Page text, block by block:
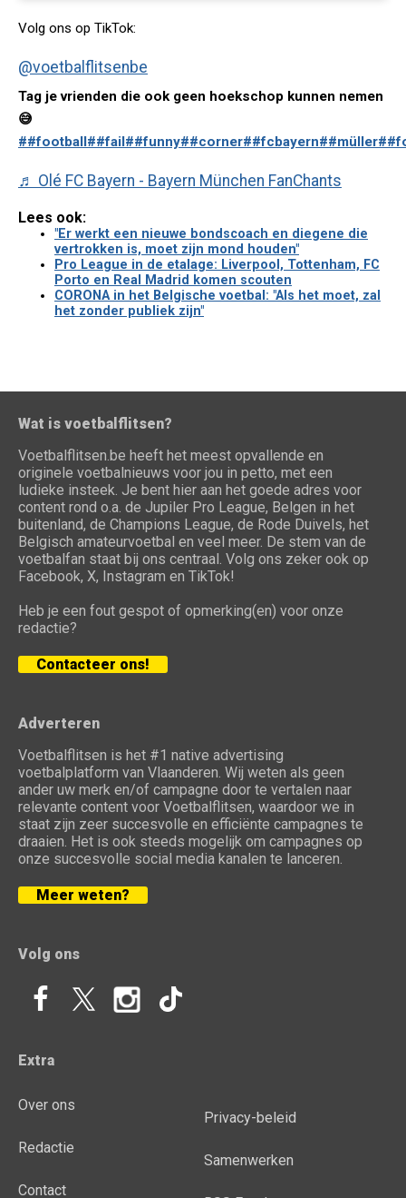
Volg ons op TikTok:
@voetbalflitsenbe
Tag je vrienden die ook geen hoekschop kunnen nemen
😅
##football##fail##funny##corner##fcbayern##müller
♬ Olé FC Bayern - Bayern München FanChants
Lees ook:
"Er werkt een nieuwe bondscoach en diegene die
vertrokken is, moet zijn mond houden"
Pro League in de etalage: Liverpool, Tottenham, FC
Porto en Real Madrid komen scouten
CORONA in het Belgische voetbal: "Als het moet, zal
het zonder publiek zijn"
Wat is voetbalflitsen?
Voetbalflitsen.be heeft het meest opvallende en
originele voetbalnieuws voor jou in petto, met een
ludieke insteek. Je bent hier aan het goede adres voor
content rond o.a. de Jupiler Pro League, Belgen in het
buitenland, de Champions League, de Rode Duivels, het
Belgisch amateurvoetbal en veel meer. De stem van de
voetbalfan staat bij ons centraal. Volg ons zeker ook op
Facebook, X, Instagram en TikTok!
Heb je een fout gespot of opmerking(en) voor onze
redactie?
Contacteer ons!
Adverteren
Voetbalflitsen is het #1 native advertising
voetbalplatform van Vlaanderen. Wij weten als geen
ander uw merk en/of campagne door te vertalen naar
relevante content voor Voetbalflitsen, waardoor we in
staat zijn zeer succesvolle en efficiënte campagnes te
draaien. Het is ook steeds mogelijk om campagnes op
onze succesvolle social media kanalen te lanceren.
Meer weten?
Volg ons
Extra
Over ons
Redactie
Contact
Privacy-beleid
Samenwerken